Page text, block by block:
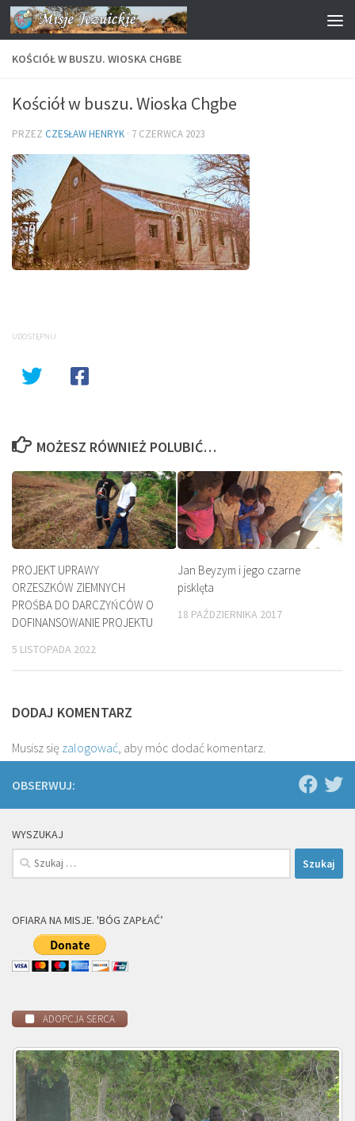
Przejdź do treści
KOŚCIÓŁ W BUSZU. WIOSKA CHGBE
Kościół w buszu. Wioska Chgbe
PRZEZ CZESŁAW HENRYK · 7 CZERWCA 2023
UDOSTĘPNIJ
MOŻESZ RÓWNIEŻ POLUBIĆ…
PROJEKT UPRAWY
ORZESZKÓW ZIEMNYCH
PROŚBA DO DARCZYŃCÓW O
DOFINANSOWANIE PROJEKTU
5 LISTOPADA 2022
Jan Beyzym i jego czarne
pisklęta
18 PAŹDZIERNIKA 2017
DODAJ KOMENTARZ
Musisz się zalogować, aby móc dodać komentarz.
OBSERWUJ:
WYSZUKAJ
Szukaj:
OFIARA NA MISJE. 'BÓG ZAPŁAĆ’
ADOPCJA SERCA